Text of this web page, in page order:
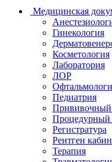
Медицинская
Гинекология
Косметология
Лаборатория
ЛОР
Педиатрия
Прививочный
Процедурный
Регистратура
Рентген
Терапия